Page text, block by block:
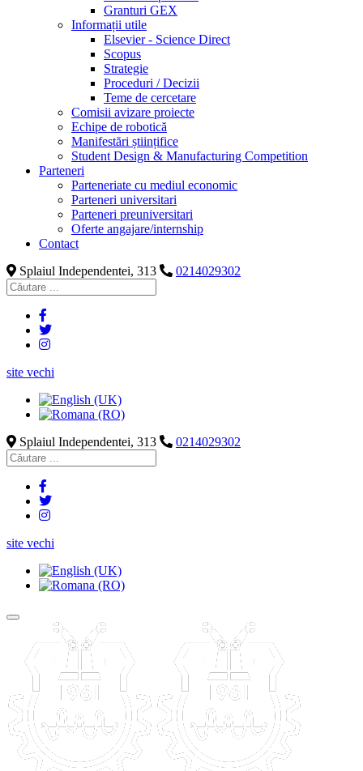
Granturi GEX
Informații utile
Elsevier - Science Direct
Scopus
Strategie
Proceduri / Decizii
Teme de cercetare
Comisii avizare proiecte
Echipe de robotică
Manifestări științifice
Student Design & Manufacturing Competition
Parteneri
Parteneriate cu mediul economic
Parteneri universitari
Parteneri preuniversitari
Oferte angajare/internship
Contact
Splaiul Independentei, 313
0214029302
site vechi
Splaiul Independentei, 313 0214029302
site vechi